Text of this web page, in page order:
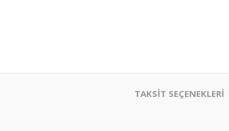
TAKSİT SEÇENEKLERİ